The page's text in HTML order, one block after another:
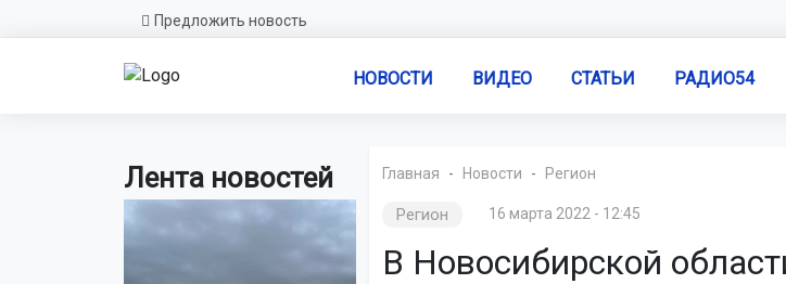
Предложить новость
НОВОСТИ ВИДЕО СТАТЬИ РАДИО54
Лента новостей Главная Новости Регион
Регион 16 марта 2022 - 12:45
В Новосибирской